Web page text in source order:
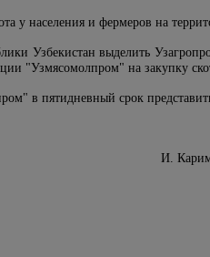
у населения и фермеров на
Узбекистан выделить
"Узмясомолпром" на закупку
в пятидневный срок
И.